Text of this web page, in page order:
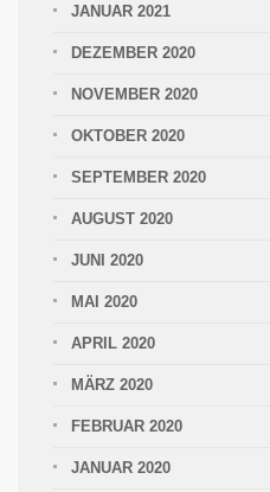
JANUAR 2021
DEZEMBER 2020
NOVEMBER 2020
OKTOBER 2020
SEPTEMBER 2020
AUGUST 2020
JUNI 2020
MAI 2020
APRIL 2020
MÄRZ 2020
FEBRUAR 2020
JANUAR 2020